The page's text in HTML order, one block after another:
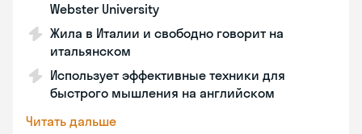
Webster University
Жила в Италии и свободно говорит на
итальянском
Использует эффективные техники для
быстрого мышления на английском
Читать дальше